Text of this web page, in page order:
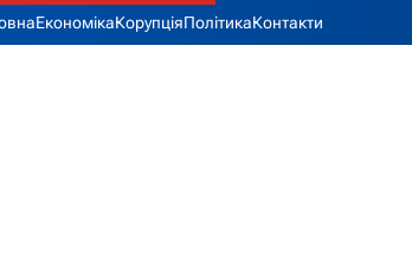
ЕкономікаКорупціяПолітикаКонтакти